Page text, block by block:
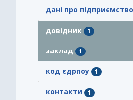
дані про підприємство
довідник 1
заклад 1
код єдрпоу 1
контакти 1